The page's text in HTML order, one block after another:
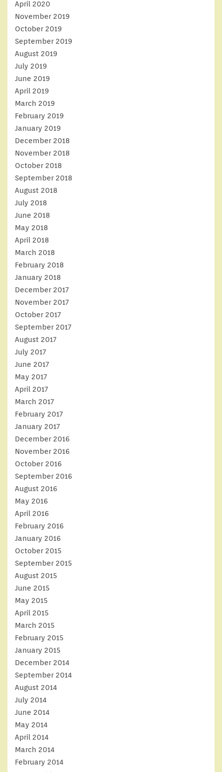
April 2020
November 2019
October 2019
September 2019
August 2019
July 2019
June 2019
April 2019
March 2019
February 2019
January 2019
December 2018
November 2018
October 2018
September 2018
August 2018
July 2018
June 2018
May 2018
April 2018
March 2018
February 2018
January 2018
December 2017
November 2017
October 2017
September 2017
August 2017
July 2017
June 2017
May 2017
April 2017
March 2017
February 2017
January 2017
December 2016
November 2016
October 2016
September 2016
August 2016
May 2016
April 2016
February 2016
January 2016
October 2015
September 2015
August 2015
June 2015
May 2015
April 2015
March 2015
February 2015
January 2015
December 2014
September 2014
August 2014
July 2014
June 2014
May 2014
April 2014
March 2014
February 2014